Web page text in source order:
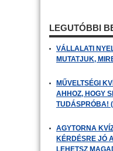
LEGUTÓBBI
VÁLLALATI
MUTATJUK,
MŰVELTSÉGI
AHHOZ, HOGY
TUDÁSPRÓBA!
AGYTORNA
KÉRDÉSRE JÓ
LEHETSZ